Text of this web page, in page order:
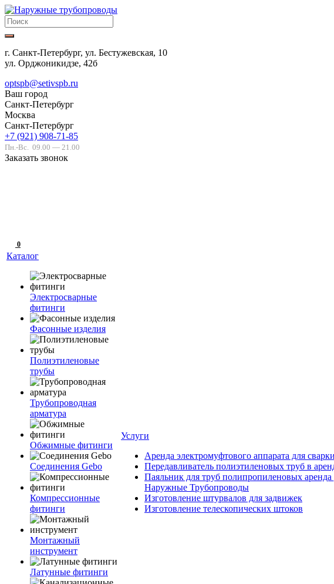
г. Санкт-Петербург, ул. Бестужевская, 10
ул. Орджоникидзе, 42б
optspb@setivspb.ru
Ваш город
Санкт-Петербург
Москва
Санкт-Петербург
+7 (921) 908-71-85
Пн.-Вс. 09.00 — 21.00
Заказать звонок
0
Каталог
Электросварные
фитинги
Фасонные изделия
Полиэтиленовые
трубы
Трубопроводная
арматура
Обжимные фитинги
Соединения Gebo
Компрессионные
фитинги
Монтажный
инструмент
Латунные фитинги
Услуги
Аренда электромуфтового аппарата для
Передавливатель полиэтиленовых труб в
Паяльник для труб полипропиленовых
Наружные Трубопроводы
Изготовление штурвалов для задвижек
Изготовление телескопических штоков